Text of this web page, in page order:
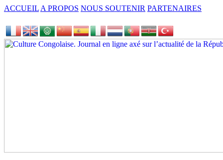
ACCUEIL A PROPOS NOUS SOUTENIR PARTENAIRES